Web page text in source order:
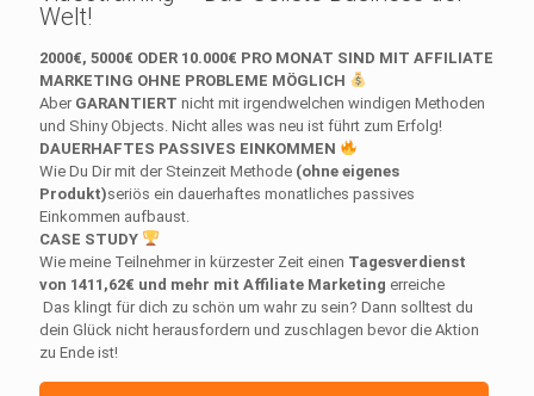
Welt!
2000€, 5000€ ODER 10.000€ PRO MONAT SIND MIT AFFILIATE
MARKETING OHNE PROBLEME MÖGLICH
Aber GARANTIERT nicht mit irgendwelchen windigen Methoden
und Shiny Objects. Nicht alles was neu ist führt zum Erfolg!
DAUERHAFTES PASSIVES EINKOMMEN
Wie Du Dir mit der Steinzeit Methode (ohne eigenes
Produkt)seriös ein dauerhaftes monatliches passives
Einkommen aufbaust.
CASE STUDY
Wie meine Teilnehmer in kürzester Zeit einen Tagesverdienst
von 1411,62€ und mehr mit Affiliate Marketing erreiche
Das klingt für dich zu schön um wahr zu sein? Dann solltest du
dein Glück nicht herausfordern und zuschlagen bevor die Aktion
zu Ende ist!